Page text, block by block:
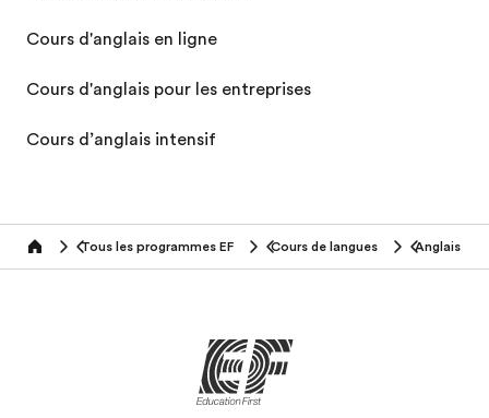
Cours d'anglais en ligne
Cours d'anglais pour les entreprises
Cours d’anglais intensif
home Tous les programmes EF Cours de langues Anglais